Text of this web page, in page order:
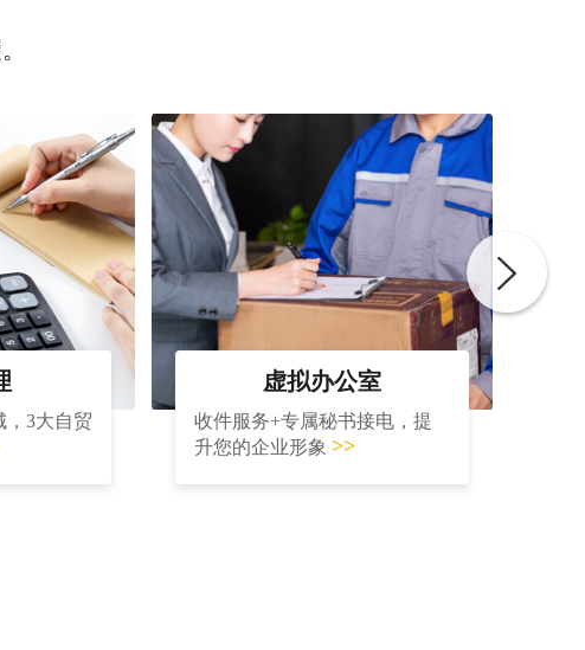
，3大自贸
虚拟办公室
收件服务+专属秘书接电，提
升您的企业形象 >>